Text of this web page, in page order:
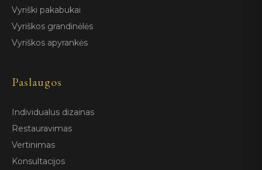
Vyriški pakabukai
Vyriškos grandinėlės
Vyriškos apyrankės
Paslaugos
Individualus dizainas
Restauravimas
Vertinimas
Konsultacijos